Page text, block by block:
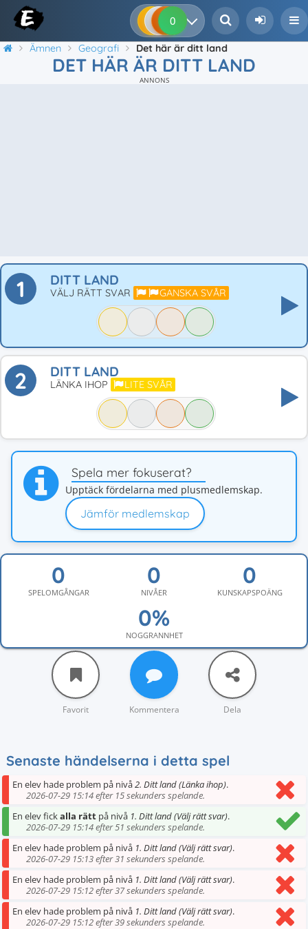
0 0 0
Ämnen Geografi Det här är ditt land
DET HÄR ÄR DITT LAND
ANNONS
1 DITT LAND
VÄLJ RÄTT SVAR GANSKA SVÅR
2 DITT LAND
LÄNKA IHOP LITE SVÅR
Spela mer fokuserat?
Upptäck fördelarna med plusmedlemskap.
Jämför medlemskap
SPELOMGÅNGAR NIVÅER KUNSKAPSPOÄNG
NOGGRANNHET
Favorit Kommentera Dela
Senaste händelserna i detta spel
En elev hade problem på nivå2. Ditt land (Länka ihop).
2026-07-29 15:14 efter 15 sekunders spelande.
En elev fickalla rätt på nivå 1. Ditt land (Välj rätt svar).
2026-07-29 15:14 efter 51 sekunders spelande.
En elev hade problem på nivå 1. Ditt land (Välj rätt svar).
2026-07-29 15:13 efter 31 sekunders spelande.
En elev hade problem på nivå 1. Ditt land (Välj rätt svar).
2026-07-29 15:12 efter 37 sekunders spelande.
En elev hade problem på nivå 1. Ditt land (Välj rätt svar).
2026-07-29 15:12 efter 39 sekunders spelande.